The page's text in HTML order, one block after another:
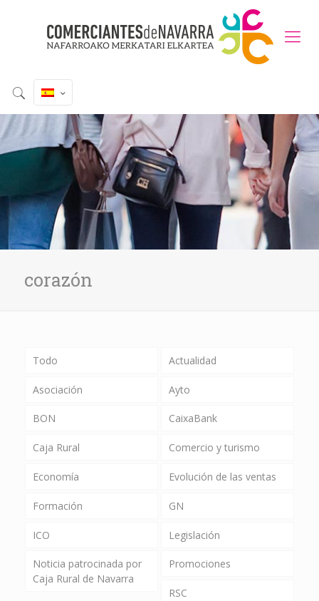
corazón
Todo Actualidad
Asociación Ayto
BON CaixaBank
Caja Rural Comercio y turismo
Economía Evolución de las ventas
Formación GN
ICO Legislación
Noticia patrocinada por
Caja Rural de Navarra
Promociones
RSC